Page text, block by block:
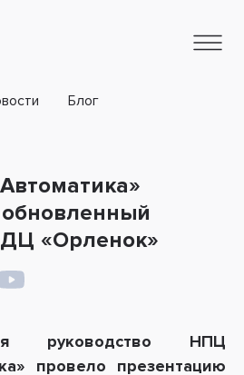
Блог
«Орленок»
руководство НПЦ
провело презентацию